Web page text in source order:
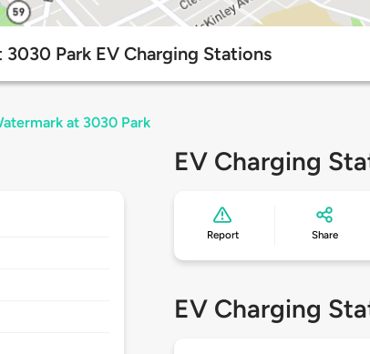
3030 Park EV Charging Stations
at 3030 Park
EV Charging
Report Share
EV Charging